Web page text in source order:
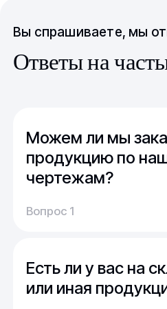
Вы спрашиваете, мы
Ответы на
Можем ли мы
продукцию по
чертежам?
Вы можете отправить
(в т.ч. примерный) с
Мы можем изготовить
продукцию (метизы,
детали), так и большие
Вопрос 1
Есть ли у вас на
или иная